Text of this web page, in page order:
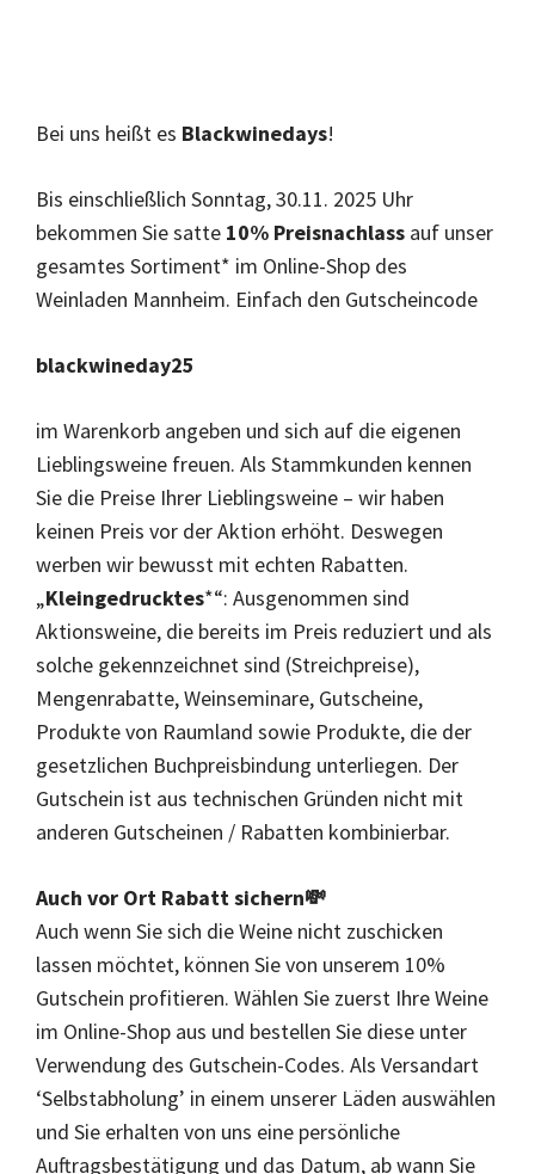
Bei uns heißt es Blackwinedays!
Bis einschließlich Sonntag, 30.11. 2025 Uhr
bekommen Sie satte 10% Preisnachlass auf unser
gesamtes Sortiment* im Online-Shop des
Weinladen Mannheim. Einfach den Gutscheincode
blackwineday25
im Warenkorb angeben und sich auf die eigenen
Lieblingsweine freuen. Als Stammkunden kennen
Sie die Preise Ihrer Lieblingsweine – wir haben
keinen Preis vor der Aktion erhöht. Deswegen
werben wir bewusst mit echten Rabatten.
„Kleingedrucktes*“: Ausgenommen sind
Aktionsweine, die bereits im Preis reduziert und als
solche gekennzeichnet sind (Streichpreise),
Mengenrabatte, Weinseminare, Gutscheine,
Produkte von Raumland sowie Produkte, die der
gesetzlichen Buchpreisbindung unterliegen. Der
Gutschein ist aus technischen Gründen nicht mit
anderen Gutscheinen / Rabatten kombinierbar.
Auch vor Ort Rabatt sichern💸
Auch wenn Sie sich die Weine nicht zuschicken
lassen möchtet, können Sie von unserem 10%
Gutschein profitieren. Wählen Sie zuerst Ihre Weine
im Online-Shop aus und bestellen Sie diese unter
Verwendung des Gutschein-Codes. Als Versandart
‘Selbstabholung’ in einem unserer Läden auswählen
und Sie erhalten von uns eine persönliche
Auftragsbestätigung und das Datum, ab wann Sie